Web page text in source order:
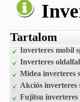
Tartalom
Inverteres mobil
Inverteres
Midea inverteres
Akciós inverteres
Fujitsu